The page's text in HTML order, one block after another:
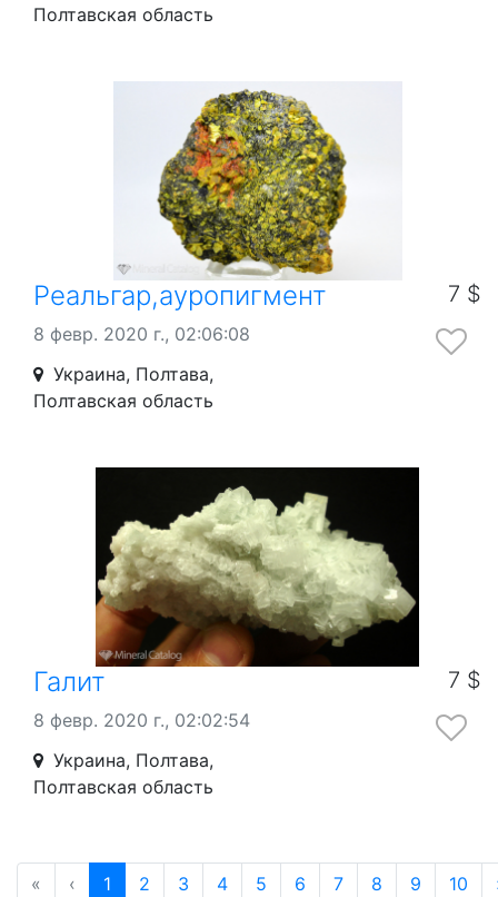
Полтавская область
Реальгар,ауропигмент
8 февр. 2020 г., 02:06:08
Украина, Полтава,
Полтавская область
7 $
Галит
8 февр. 2020 г., 02:02:54
Украина, Полтава,
Полтавская область
7 $
« ‹ 1 2 3 4 5 6 7 8 9 10